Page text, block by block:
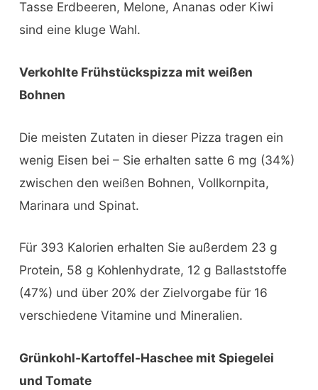
Tasse Erdbeeren, Melone, Ananas oder Kiwi
sind eine kluge Wahl.
Verkohlte Frühstückspizza mit weißen
Bohnen
Die meisten Zutaten in dieser Pizza tragen ein
wenig Eisen bei – Sie erhalten satte 6 mg (34%)
zwischen den weißen Bohnen, Vollkornpita,
Marinara und Spinat.
Für 393 Kalorien erhalten Sie außerdem 23 g
Protein, 58 g Kohlenhydrate, 12 g Ballaststoffe
(47%) und über 20% der Zielvorgabe für 16
verschiedene Vitamine und Mineralien.
Grünkohl-Kartoffel-Haschee mit Spiegelei
und Tomate